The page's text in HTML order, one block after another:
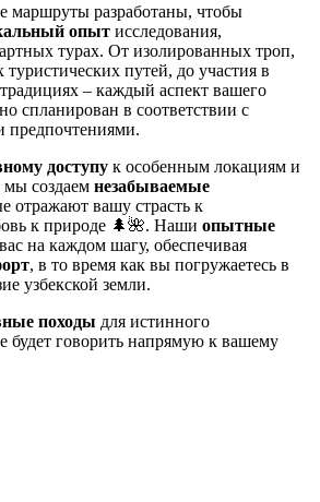
маршруты разработаны, чтобы
опыт исследования,
турах. От изолированных троп,
путей, до участия в
– каждый аспект вашего
спланирован в соответствии с
предпочтениями.
доступу к особенным локациям и
создаем незабываемые
отражают вашу страсть к
к природе 🌲🌺. Наши опытные
на каждом шагу, обеспечивая
, в то время как вы погружаетесь в
узбекской земли.
походы для истинного
будет говорить напрямую к вашему